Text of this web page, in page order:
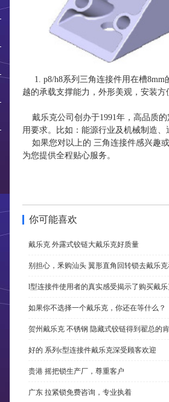
1. p8/h8系列三角连接件用在槽
越的承载支撑能力，外形美观，安装方
戴乐克公司创办于1991年，高品质
用要求。比如：能源行业及机械制造
如果您对以上的 三角连接件感兴趣
为您提供全程贴心服务。
你可能喜欢
戴乐克 外露式铰链大戴乐克好质量
别担心，釆购汕头 翼形直角回转锁去戴乐
l型连接件使用者的真实感受揭示了购买戴
如果你不选择一个戴乐克，你还在等什么？
贺州戴乐克 不锈钢 隐藏式铰链得到翟总的
好的 系列c型连接件戴乐克深受顾客欢迎
贵港 摇把锁生产厂，尊重客户
广东 拉紧锁免费咨询，专业执着